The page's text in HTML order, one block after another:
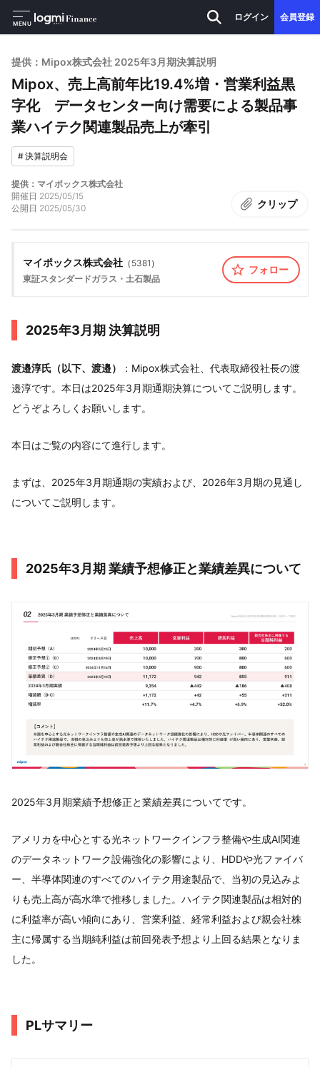
MENU
ログイン 会員登録
提供：Mipox株式会社 2025年3月期決算説明
Mipox、売上高前年比19.4%増・営業利益黒
字化 データセンター向け需要による製品事
業ハイテク関連製品売上が牽引
#決算説明会
提供：マイポックス株式会社
開催日 2025/05/15
公開日 2025/05/30 クリップ
マイポックス株式会社 （ 5381 ）
東証スタンダードガラス・土石製品
フォロー
2025年3月期 決算説明
渡邉淳氏（以下、渡邉）
：Mipox株式会社、代表取締役社長の渡
邉淳です。本日は2025年3月期通期決算についてご説明します。
どうぞよろしくお願いします。
本日はご覧の内容にて進行します。
まずは、2025年3月期通期の実績および、2026年3月期の見通し
についてご説明します。
2025年3月期 業績予想修正と業績差異について
2025年3月期業績予想修正と業績差異についてです。
アメリカを中心とする光ネットワークインフラ整備や生成AI関連
のデータネットワーク設備強化の影響により、HDDや光ファイバ
ー、半導体関連のすべてのハイテク用途製品で、当初の見込みよ
りも売上高が高水準で推移しました。ハイテク関連製品は相対的
に利益率が高い傾向にあり、営業利益、経常利益および親会社株
主に帰属する当期純利益は前回発表予想より上回る結果となりま
した。
PLサマリー